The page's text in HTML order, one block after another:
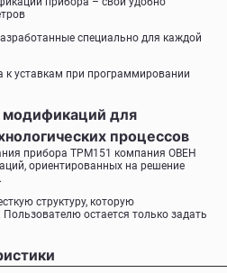
специально для каждой
к уставкам при программировании
модификаций для
процессов
прибора ТРМ151 компания ОВЕН
ориентированных на решение
структуру, которую
Пользователю остается только задать